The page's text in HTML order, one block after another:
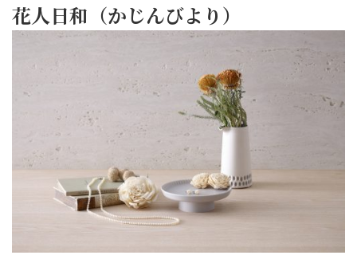
花人日和（かじんびより）